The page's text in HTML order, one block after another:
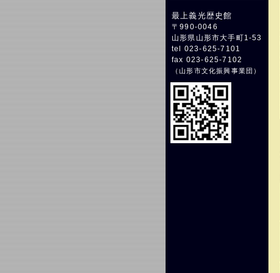
最上義光歴史館
〒990-0046
山形県山形市大手町1-53
tel 023-625-7101
fax 023-625-7102
（山形市文化振興事業団 ）